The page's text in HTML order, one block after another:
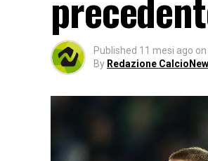
Published 11 mesi ago on
By Redazione